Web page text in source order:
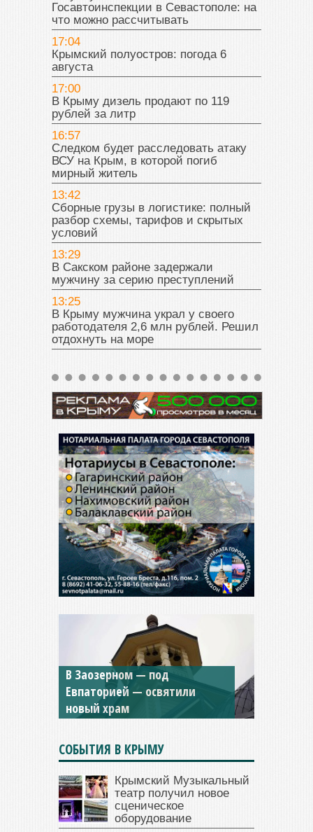
Госавтоинспекции в Севастополе: на
что можно рассчитывать
17:04
Крымский полуостров: погода 6
августа
17:00
В Крыму дизель продают по 119
рублей за литр
16:57
Следком будет расследовать атаку
ВСУ на Крым, в которой погиб
мирный житель
13:42
Сборные грузы в логистике: полный
разбор схемы, тарифов и скрытых
условий
13:29
В Сакском районе задержали
мужчину за серию преступлений
13:25
В Крыму мужчина украл у своего
работодателя 2,6 млн рублей. Решил
отдохнуть на море
В Заозерном — под
Евпаторией — освятили
новый храм
Мужской монастырь Косьмы
и Дамиана в Крыму вновь
открыт для посещения
СОБЫТИЯ В КРЫМУ
Крымский Музыкальный
театр получил новое
сценическое
оборудование